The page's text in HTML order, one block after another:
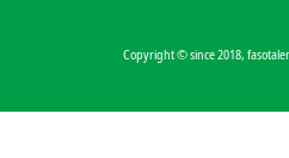
Copyright © since 2018,